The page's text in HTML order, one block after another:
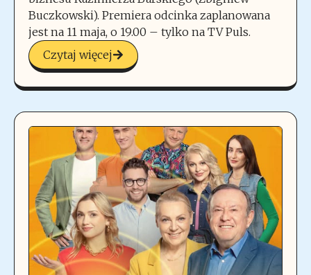
Buczkowski). Premiera odcinka zaplanowana
jest na 11 maja, o 19.00 – tylko na TV Puls.
Czytaj więcej